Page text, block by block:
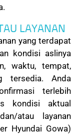
LAYANAN
yang terdapat
kondisi aslinya
waktu, tempat,
tersedia. Anda
terlebih
kondisi aktual
atau layanan
Hyundai Gowa)